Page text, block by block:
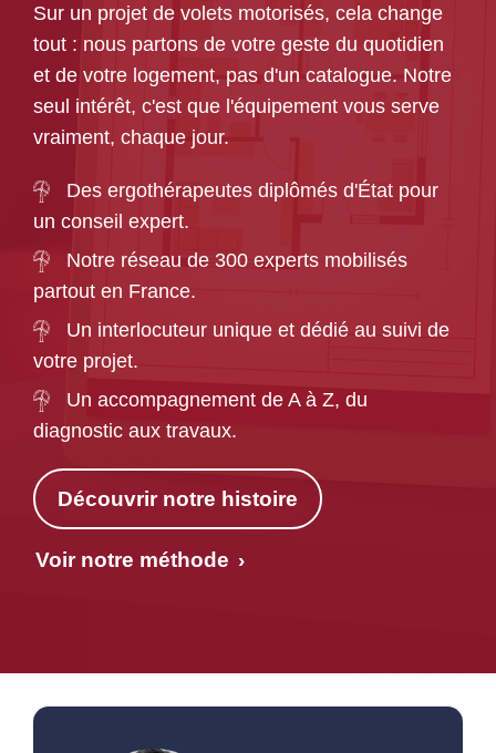
Sur un projet de volets motorisés, cela change
tout : nous partons de votre geste du quotidien
et de votre logement, pas d'un catalogue. Notre
seul intérêt, c'est que l'équipement vous serve
vraiment, chaque jour.
Des ergothérapeutes diplômés d'État pour
un conseil expert.
Notre réseau de 300 experts mobilisés
partout en France.
Un interlocuteur unique et dédié au suivi de
votre projet.
Un accompagnement de A à Z, du
diagnostic aux travaux.
Découvrir notre histoire
Voir notre méthode